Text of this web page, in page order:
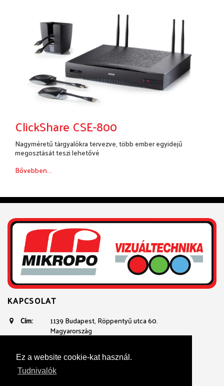
Ez a website cookie-kat használ.
Tudnivalók
ClickShare CSE-800
Nagyméretű tárgyalókra tervezve, több ember egyidejű
megosztását teszi lehetővé
Bővebben...
KAPCSOLAT
Cím:
1139 Budapest, Röppentyű utca 60.
Magyarország
Telefon: +361 236 3100
+36 20 934 23 40